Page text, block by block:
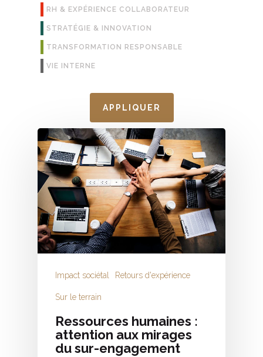
RH & EXPÉRIENCE COLLABORATEUR
STRATÉGIE & INNOVATION
TRANSFORMATION RESPONSABLE
VIE INTERNE
APPLIQUER
Impact sociétal Retours d'expérience
Sur le terrain
Ressources humaines :
attention aux mirages
du sur-engagement